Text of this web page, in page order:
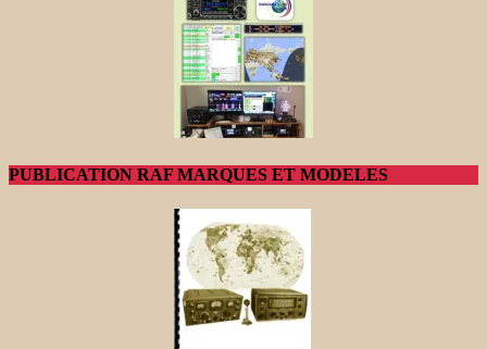
PUBLICATION RAF MARQUES ET MODELES